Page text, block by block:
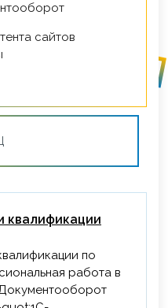
квалификации
по
работа в